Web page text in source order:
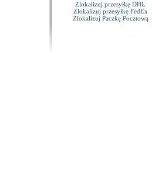
Zlokalizuj przesyłkę DHL
Zlokalizuj przesyłkę FedEx
Zlokalizuj Paczkę Pocztową